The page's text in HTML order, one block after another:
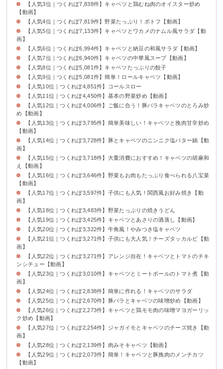
【人気3位｜つくれぽ7,838件】キャベツと鶏むね肉のオイスター炒め
【動画】
【人気4位｜つくれぽ7,819件】野菜たっぷり！ポトフ【動画】
【人気5位｜つくれぽ7,133件】キャベツとワカメのナムル風サラダ【動
画】
【人気6位｜つくれぽ6,994件】キャベツと納豆の和風サラダ【動画】
【人気7位｜つくれぽ6,940件】キャベツの中華風スープ【動画】
【人気8位｜つくれぽ5,081件】キャベツたっぷりの餃子
【人気9位｜つくれぽ5,081件】簡単！ロールキャベツ【動画】
【人気10位｜つくれぽ4,851件】コールスロー
【人気11位｜つくれぽ4,450件】基本の野菜炒め【動画】
【人気12位｜つくれぽ4,006件】ご飯に合う！豚バラキャベツのとろみ炒
め【動画】
【人気13位｜つくれぽ3,795件】簡単美味しい！キャベツと挽肉甘辛炒め
【動画】
【人気14位｜つくれぽ3,728件】豚とキャベツのニンニク塩バター鍋【動
画】
【人気15位｜つくれぽ3,718件】大量消費におすすめ！キャベツの胡麻和
え【動画】
【人気16位｜つくれぽ3,646件】野菜もお肉もたっぷり食べられる八宝菜
【動画】
【人気17位｜つくれぽ3,597件】子供にも人気！関西風お好み焼き【動
画】
【人気18位｜つくれぽ3,483件】野菜たっぷりの焼きうどん
【人気19位｜つくれぽ3,425件】キャベツとあさりの酒蒸し【動画】
【人気20位｜つくれぽ3,322件】牛角風！やみつき塩キャベツ
【人気21位｜つくれぽ3,271件】子供にも大人気！チーズタッカルビ【動
画】
【人気22位｜つくれぽ3,271件】アレンジ自在！キャベツとトマトのチキ
ンシチュー【動画】
【人気23位｜つくれぽ3,010件】キャベツとミートボールのトマト煮【動
画】
【人気24位｜つくれぽ2,838件】簡単に作れる！キャベツのサラダ
【人気25位｜つくれぽ2,670件】豚バラとキャベツの味噌炒め【動画】
【人気26位｜つくれぽ2,273件】キャベツと鶏モモ肉の味噌マヨガーリッ
ク炒め【動画】
【人気27位｜つくれぽ2,254件】ジャガイモとキャベツのチーズ焼き【動
画】
【人気28位｜つくれぽ2,139件】肉みそキャベツ【動画】
【人気29位｜つくれぽ2,073件】簡単！キャベツと豚挽肉のメンチカツ
【動画】